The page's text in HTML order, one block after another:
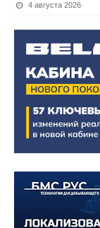
4 августа 2026